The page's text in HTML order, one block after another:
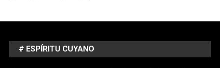
# ESPÍRITU CUYANO